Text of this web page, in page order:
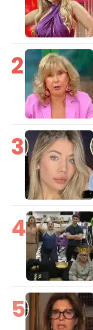
2
3
4
5